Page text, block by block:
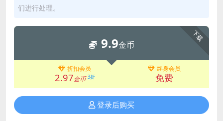
们进行处理。
下载
9.9金币
折扣会员
2.97金币 3折
终身会员
免费
登录后购买